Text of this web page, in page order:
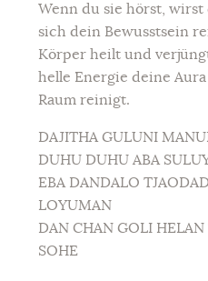
Wenn du sie hörst, wirst
sich dein Bewusstsein
Körper heilt und
helle Energie deine
Raum reinigt.
DAJITHA GULUNI
DUHU DUHU ABA
EBA DANDALO
LOYUMAN
DAN CHAN GOLI
SOHE